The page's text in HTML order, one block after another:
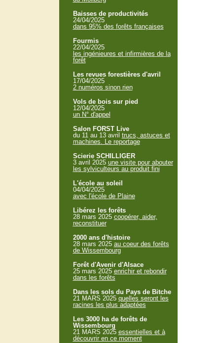
Baisses de productivités
24/04/2025
dans 95% des forêts françaises
Fourmis
22/04/2025
les ingénieures et infirmières de la
forêt
Les revues forestières d'avril
17/04/2025
2 numéros sinon rien
Vols de bois sur pied
12/04/2025
un N° d'appel
Salon FORST Live
du 11 au 13 avril trucs, astuces et
machines. Le reportage
Scierie SCHILLIGER
3 avril 2025 une visite pour abouter
les sylviculteurs au produit fini
L'école au soleil
04/04/2025
avec l'école de Plaine
Libérez les forêts
28 mars 2025 coopérer, aider,
reconstituer
2000 ans d'histoire
28 mars 2025 au coeur des forêts
de Wissembourg
Forêt d'Avenir d'Alsace
25 mars 2025 enrichir et rebondir
dans les forêts
Dans les sols du Pays de Bitche
21 MARS 2025 quelles seront les
racines les plus adaptées
Les 3000 ha de forêts de
Wissembourg
21 MARS 2025 essentielles et à
découvrir en ce moment